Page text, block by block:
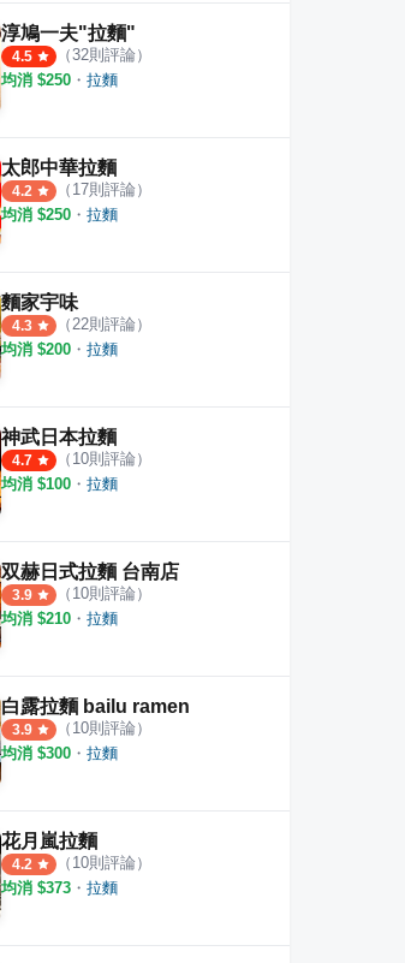
老鼎魯麵
4.1 ·
淳鳩一夫"拉麵"
4.5 （32則評論）
均消 $250 ・ 拉麵
太郎中華拉麵
4.2 （ 17則評論）
均消 $250 ・ 拉麵
麵家宇味
4.3 （22則評論）
均消 $200 ・ 拉麵
神武日本拉麵
4.7 （ 10則評論）
均消 $100 ・ 拉麵
双赫日式拉麵 台南店
3.9 （ 10則評論）
均消 $210 ・ 拉麵
白露拉麵 bailu ramen
3.9 （ 10則評論）
均消 $300 ・ 拉麵
花月嵐拉麵
4.2 （ 10則評論）
均消 $373 ・ 拉麵